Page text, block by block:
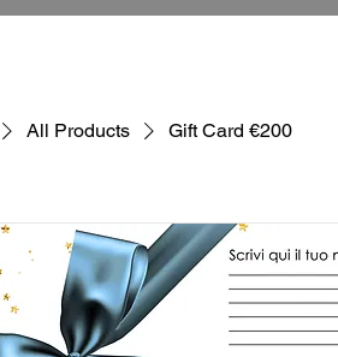
All Products Gift Card €200